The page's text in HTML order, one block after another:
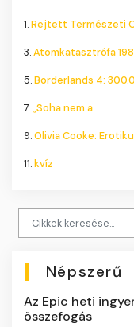
1.Rejtett Természeti
3.Atomkatasztrófa
5.Borderlands 4:
7.„Soha nem a
9.Olivia Cooke:
11.kvíz
Népszerű
Az Epic heti
összefogás